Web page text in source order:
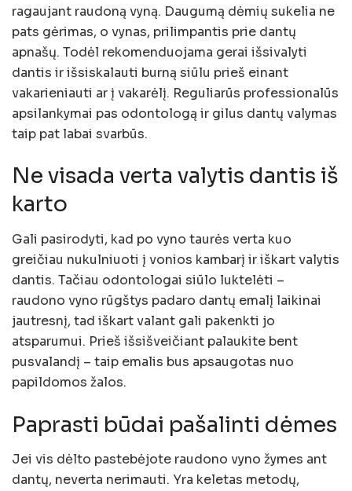
ragaujant raudoną vyną. Daugumą dėmių sukelia ne
pats gėrimas, o vynas, prilimpantis prie dantų
apnašų. Todėl rekomenduojama gerai išsivalyti
dantis ir išsiskalauti burną siūlu prieš einant
vakarieniauti ar į vakarėlį. Reguliarūs professionalūs
apsilankymai pas odontologą ir gilus dantų valymas
taip pat labai svarbūs.
Ne visada verta valytis dantis iš
karto
Gali pasirodyti, kad po vyno taurės verta kuo
greičiau nukulniuoti į vonios kambarį ir iškart valytis
dantis. Tačiau odontologai siūlo luktelėti –
raudono vyno rūgštys padaro dantų emalį laikinai
jautresnį, tad iškart valant gali pakenkti jo
atsparumui. Prieš išsišveičiant palaukite bent
pusvalandį – taip emalis bus apsaugotas nuo
papildomos žalos.
Paprasti būdai pašalinti dėmes
Jei vis dėlto pastebėjote raudono vyno žymes ant
dantų, neverta nerimauti. Yra keletas metodų,